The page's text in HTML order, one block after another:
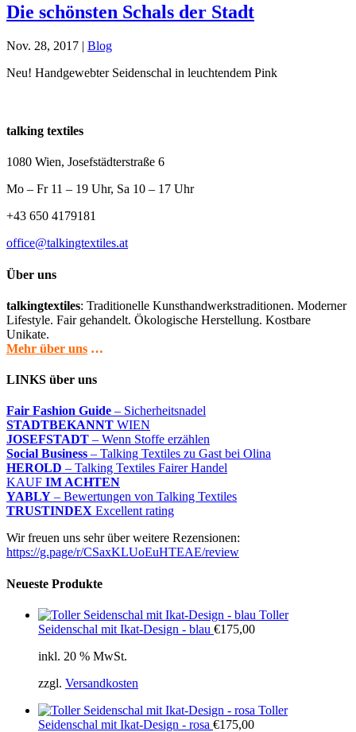
Die schönsten Schals der Stadt
Nov. 28, 2017 | Blog
Neu! Handgewebter Seidenschal in leuchtendem Pink
talking textiles
1080 Wien, Josefstädterstraße 6
Mo – Fr 11 – 19 Uhr, Sa 10 – 17 Uhr
+43 650 4179181
office@talkingtextiles.at
Über uns
talkingtextiles: Traditionelle Kunsthandwerkstraditionen. Moderner
Lifestyle. Fair gehandelt. Ökologische Herstellung. Kostbare
Unikate.
Mehr über uns …
LINKS über uns
Fair Fashion Guide – Sicherheitsnadel
STADTBEKANNT WIEN
JOSEFSTADT – Wenn Stoffe erzählen
Social Business – Talking Textiles zu Gast bei Olina
HEROLD – Talking Textiles Fairer Handel
KAUF IM ACHTEN
YABLY – Bewertungen von Talking Textiles
TRUSTINDEX Excellent rating
Wir freuen uns sehr über weitere Rezensionen:
https://g.page/r/CSaxKLUoEuHTEAE/review
Neueste Produkte
Toller
Seidenschal mit Ikat-Design - blau €175,00
inkl. 20 % MwSt.
zzgl. Versandkosten
Toller
Seidenschal mit Ikat-Design - rosa €175,00